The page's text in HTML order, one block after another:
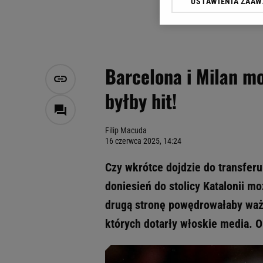
Barcelona i Milan
byłby hit!
Filip Macuda
16 czerwca 2025, 14:24
Czy wkrótce dojdzie do
doniesień do stolicy Katalonii
drugą stronę powędrowałaby
których dotarły włoskie media.
Klikając „Akceptuję”
Zaufanych Partnerów i
My, nasi Zaufani
Użycie dokładnych
Przechowywanie